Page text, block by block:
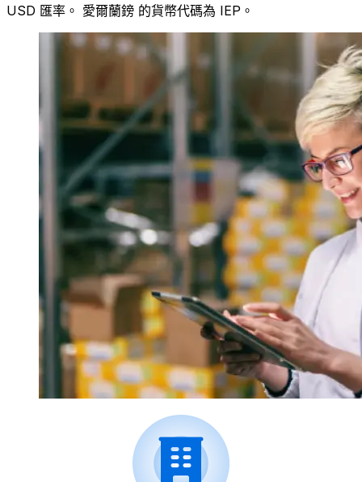
USD 匯率。 愛爾蘭鎊 的貨幣代碼為 IEP。